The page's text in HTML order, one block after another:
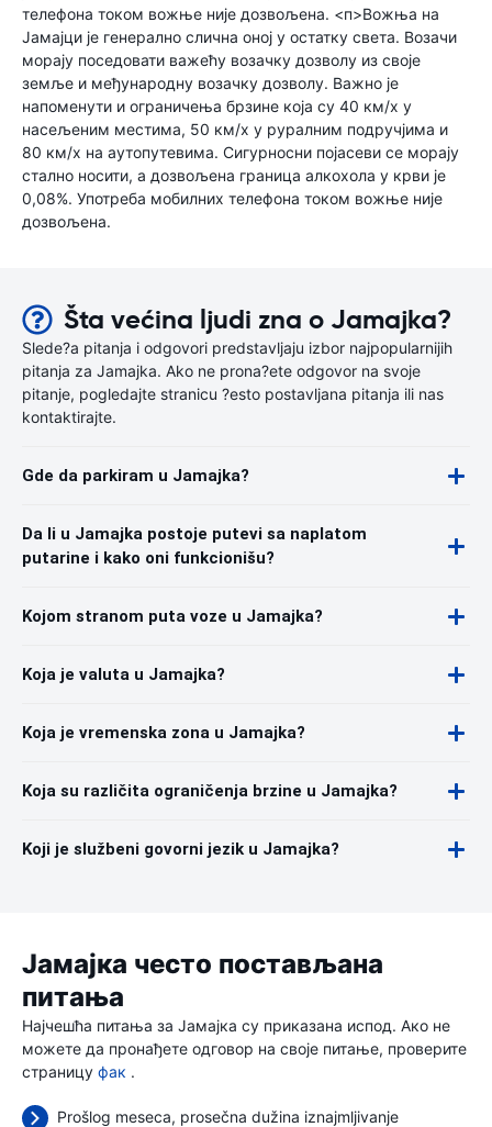
телефона током вожње није дозвољена. <п>Вожња на
Јамајци је генерално слична оној у остатку света. Возачи
морају поседовати важећу возачку дозволу из своје
земље и међународну возачку дозволу. Важно је
напоменути и ограничења брзине која су 40 км/х у
насељеним местима, 50 км/х у руралним подручјима и
80 км/х на аутопутевима. Сигурносни појасеви се морају
стално носити, а дозвољена граница алкохола у крви је
0,08%. Употреба мобилних телефона током вожње није
дозвољена.
Šta većina ljudi zna o Jamajka?
Slede?a pitanja i odgovori predstavljaju izbor najpopularnijih
pitanja za Jamajka. Ako ne prona?ete odgovor na svoje
pitanje, pogledajte stranicu ?esto postavljana pitanja ili nas
kontaktirajte.
Gde da parkiram u Jamajka?
Da li u Jamajka postoje putevi sa naplatom
putarine i kako oni funkcionišu?
Kojom stranom puta voze u Jamajka?
Koja je valuta u Jamajka?
Koja je vremenska zona u Jamajka?
Koja su različita ograničenja brzine u Jamajka?
Koji je službeni govorni jezik u Jamajka?
Јамајка често постављана
питања
Најчешћа питања за Јамајка су приказана испод. Ако не
можете да пронађете одговор на своје питање, проверите
страницу фак .
Prošlog meseca, prosečna dužina iznajmljivanje